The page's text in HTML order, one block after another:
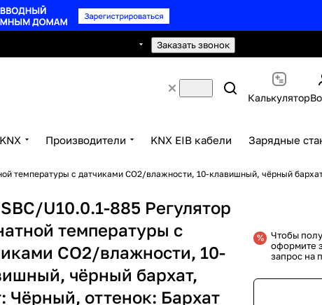
Заказать звонок
Калькулятор
Производители KNX EIB кабели Зарядные
температуры с датчиками CO2/влажности, 10-клавишный, чёрный
U10.0.1-885 Регулятор
температуры с
CO2/влажности, 10-
чёрный бархат,
Чёрный, оттенок: Бархат
Чтобы
оформите
запрос на